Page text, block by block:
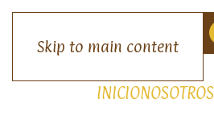
Skip to main content
INICIONOSOTROS